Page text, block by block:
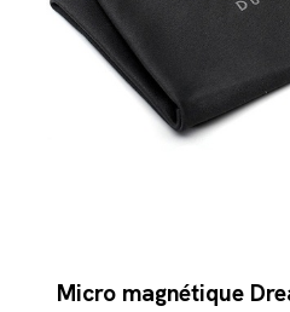
Micro magnétique